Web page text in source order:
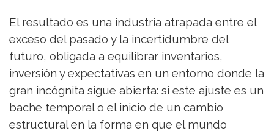
El resultado es una industria atrapada entre el
exceso del pasado y la incertidumbre del
futuro, obligada a equilibrar inventarios,
inversión y expectativas en un entorno donde la
gran incógnita sigue abierta: si este ajuste es un
bache temporal o el inicio de un cambio
estructural en la forma en que el mundo